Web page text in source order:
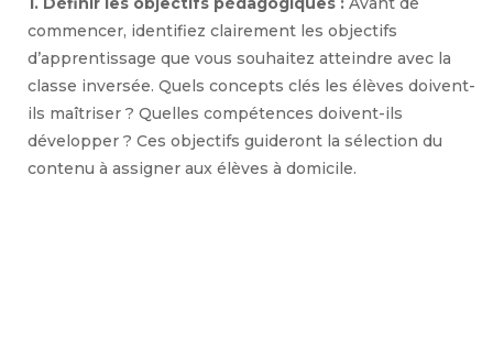
commencer, identifiez clairement les objectifs
d’apprentissage que vous souhaitez atteindre avec la
classe inversée. Quels concepts clés les élèves doivent-
ils maîtriser ? Quelles compétences doivent-ils
développer ? Ces objectifs guideront la sélection du
contenu à assigner aux élèves à domicile.